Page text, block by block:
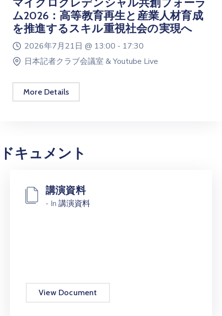
マイクロクレデンシャル共創フォーラ
ム2026：高等教育再生と産業人材育成
を推進するスキル重視社会の実現へ
2026年7月21日 @ 13:00 - 17:30
日本記者クラブ会議室 & Youtube Live
More Details
ドキュメント
講演資料
- In 講演資料
View Document